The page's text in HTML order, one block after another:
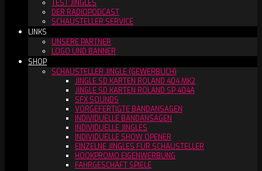
TEST JINGLES
DER RADIOPODCAST
SCHAUSTELLER SERVICE
LINKS
UNSERE PARTNER
LOGO UND BANNER
SHOP
SCHAUSTELLER JINGLE (GEWERBLICH)
JINGLE SD KARTEN ROLAND 404 MK2
JINGLE SD KARTEN ROLAND SP 404A
SFX SOUNDS
VORGEFERTIGTE BANDANSAGEN
INDIVIDUELLE BANDANSAGEN
INDIVIDUELLE JINGLES
INDIVIDUELLE SHOW OPENER
EINZELNE JINGLES FÜR SCHAUSTELLER
HOOKPROMO EIGENWERBUNG
FAHRGESCHÄFT SPIELE